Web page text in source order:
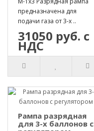
предназначена для
подачи газа от 3-х ..
31050 руб. с
НДС
Рампа разрядная
для 3-х баллонов с